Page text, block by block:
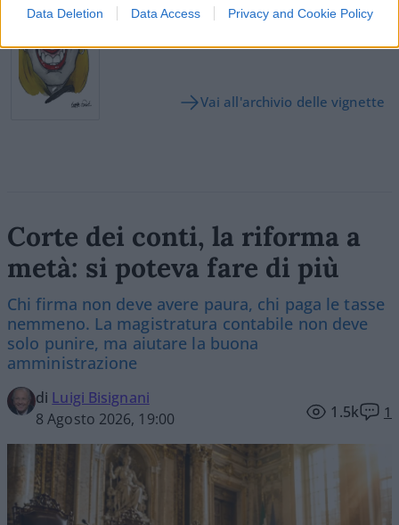
Data Deletion Data Access Privacy and Cookie Policy
Vignetta del 07/08/2026
Vai all'archivio delle vignette
Corte dei conti, la riforma a
metà: si poteva fare di più
Chi firma non deve avere paura, chi paga le tasse
nemmeno. La magistratura contabile non deve
solo punire, ma aiutare la buona
amministrazione
di Luigi Bisignani
8 Agosto 2026, 19:00
1.5k 1